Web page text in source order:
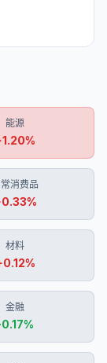
能源
1.20%
常消费品
0.33%
材料
0.12%
金融
%